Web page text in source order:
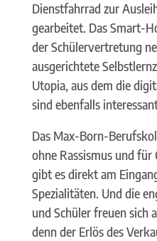
Dienstfahrrad zur
gearbeitet. Das Smart-
der Schülervertretung
ausgerichtete
Utopia, aus dem die
sind ebenfalls
Das Max-Born-
ohne Rassismus und
gibt es direkt am
Spezialitäten. Und die
und Schüler freuen sich
denn der Erlös des